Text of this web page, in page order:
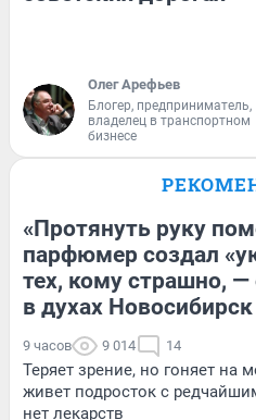
Олег Арефьев
Блогер, предприниматель,
владелец в транспортном
бизнесе
«Протянуть руку
парфюмер создал
тех, кому страшно,
в духах Новосибирск
9 часов 9 014 14
Теряет зрение, но гоняет на
живет подросток с
нет лекарств